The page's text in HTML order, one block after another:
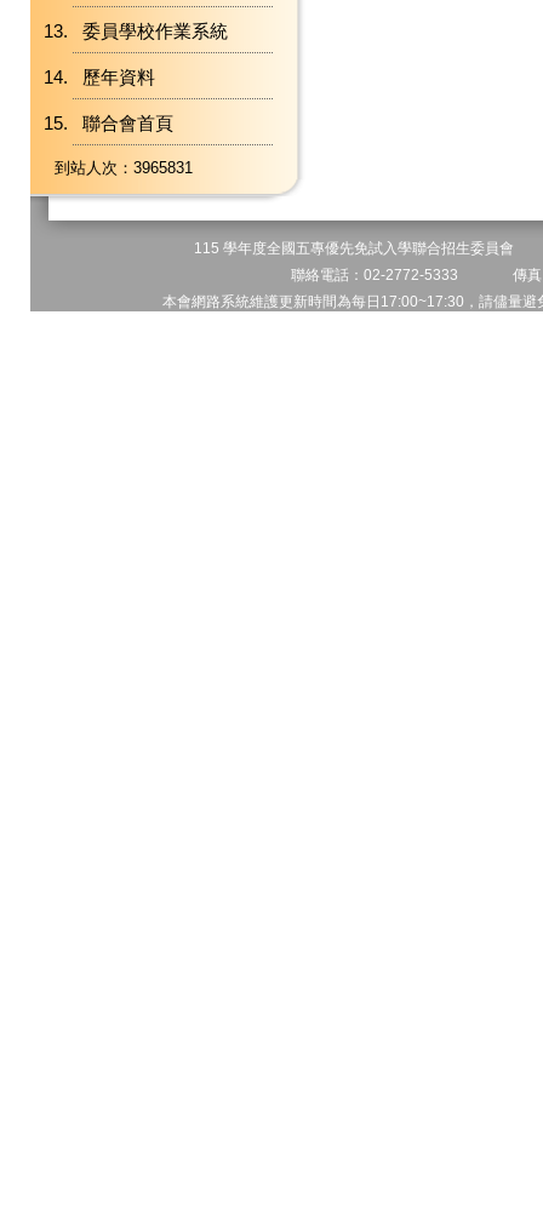
委員學校作業系統
歷年資料
聯合會首頁
到站人次：3965831
115 學年度全國五專優先免試入學聯合招生委員會
聯絡電話：02-2772-5333 傳
本會網路系統維護更新時間為每日17:00~17:30，請儘量